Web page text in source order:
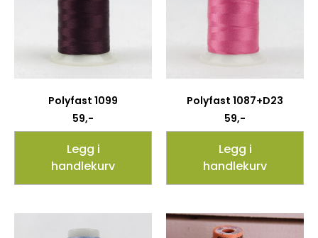
Polyfast 1099
59,-
Legg i
handlekurv
Polyfast 1087+D23
59,-
Legg i
handlekurv